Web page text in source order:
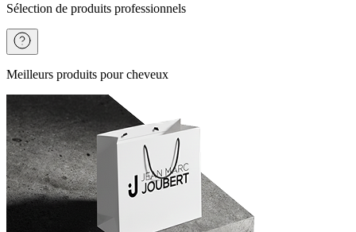
Sélection de produits professionnels
Meilleurs produits pour cheveux